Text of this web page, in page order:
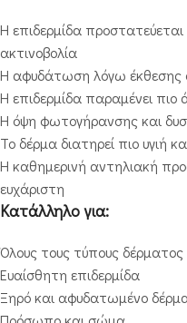
Η επιδερμίδα
ακτινοβολία
Η αφυδάτωση λόγω έκθεσης
Η επιδερμίδα παραμένει
Η όψη φωτογήρανσης και
Το δέρμα διατηρεί πιο υγιή
Η καθημερινή αντηλιακή
ευχάριστη
Κατάλληλο για:
Όλους τους τύπους δέρματος
Ευαίσθητη επιδερμίδα
Ξηρό και αφυδατωμένο